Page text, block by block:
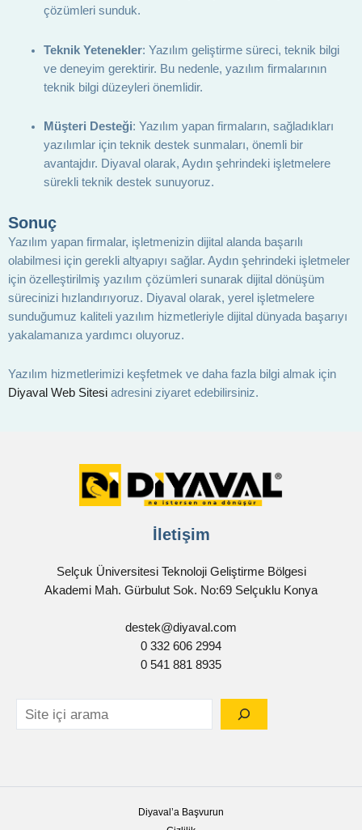
çözümleri sunduk.
Teknik Yetenekler: Yazılım geliştirme süreci, teknik bilgi
ve deneyim gerektirir. Bu nedenle, yazılım firmalarının
teknik bilgi düzeyleri önemlidir.
Müşteri Desteği: Yazılım yapan firmaların, sağladıkları
yazılımlar için teknik destek sunmaları, önemli bir
avantajdır. Diyaval olarak, Aydın şehrindeki işletmelere
sürekli teknik destek sunuyoruz.
Sonuç
Yazılım yapan firmalar, işletmenizin dijital alanda başarılı
olabilmesi için gerekli altyapıyı sağlar. Aydın şehrindeki işletmeler
için özelleştirilmiş yazılım çözümleri sunarak dijital dönüşüm
sürecinizi hızlandırıyoruz. Diyaval olarak, yerel işletmelere
sunduğumuz kaliteli yazılım hizmetleriyle dijital dünyada başarıyı
yakalamanıza yardımcı oluyoruz.
Yazılım hizmetlerimizi keşfetmek ve daha fazla bilgi almak için
Diyaval Web Sitesi adresini ziyaret edebilirsiniz.
İletişim
Selçuk Üniversitesi Teknoloji Geliştirme Bölgesi
Akademi Mah. Gürbulut Sok. No:69 Selçuklu Konya
destek@diyaval.com
0 332 606 2994
0 541 881 8935
Diyaval’a Başvurun